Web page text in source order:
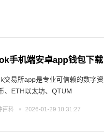
手机端安卓app钱包下
交易所app是专业可信赖的数字
、ETH以太坊、QTUM
百科 2026-01-29 10:31:27